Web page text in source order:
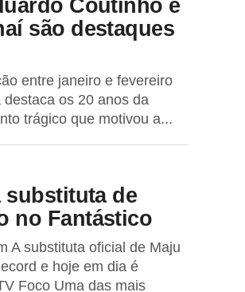
são destaques
entre janeiro e fevereiro
os 20 anos da
trágico que motivou a...
substituta de
no Fantástico
A substituta oficial de Maju
e hoje em dia é
Foco Uma das mais